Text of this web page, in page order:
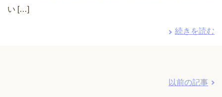
い […]
続きを読む
以前の記事